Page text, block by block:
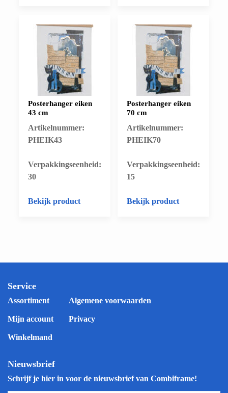
Posterhanger eiken
43 cm
Artikelnummer:
PHEIK43
​Verpakkingseenheid:
30
Bekijk product
Posterhanger eiken
70 cm
Artikelnummer:
PHEIK70
​Verpakkingseenheid:
15
Bekijk product
Service
Assortiment
Mijn account
Winkelmand
Algemene voorwaarden
Privacy
Nieuwsbrief
Schrijf je hier in voor de nieuwsbrief van Combiframe!